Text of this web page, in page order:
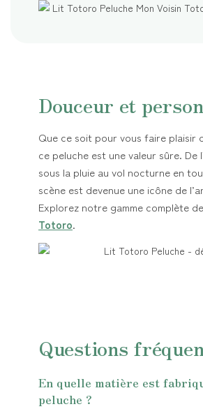
Douceur et
Que ce soit pour vous faire plaisir
ce peluche est une valeur sûre. De
sous la pluie au vol nocturne en
scène est devenue une icône de
Explorez notre gamme complète de
Totoro.
Questions
En quelle matière est
peluche ?